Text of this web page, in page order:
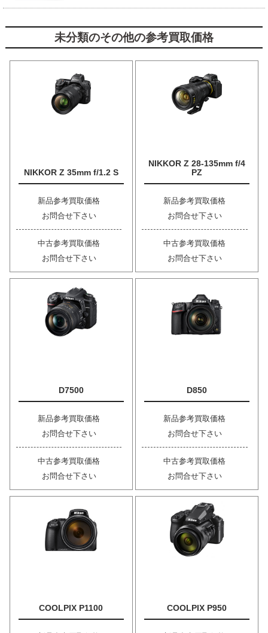
未分類のその他の参考買取価格
NIKKOR Z 35mm f/1.2 S
新品参考買取価格
お問合せ下さい
中古参考買取価格
お問合せ下さい
NIKKOR Z 28-135mm f/4
PZ
新品参考買取価格
お問合せ下さい
中古参考買取価格
お問合せ下さい
D7500
新品参考買取価格
お問合せ下さい
中古参考買取価格
お問合せ下さい
D850
新品参考買取価格
お問合せ下さい
中古参考買取価格
お問合せ下さい
COOLPIX P1100 COOLPIX P950